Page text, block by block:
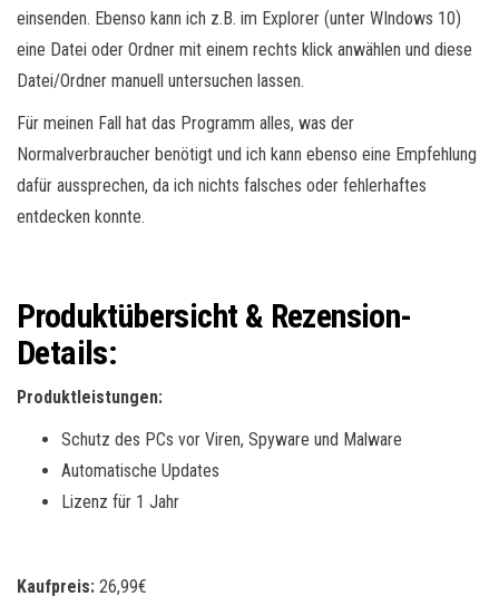
einsenden. Ebenso kann ich z.B. im Explorer (unter WIndows 10)
eine Datei oder Ordner mit einem rechts klick anwählen und diese
Datei/Ordner manuell untersuchen lassen.
Für meinen Fall hat das Programm alles, was der
Normalverbraucher benötigt und ich kann ebenso eine Empfehlung
dafür aussprechen, da ich nichts falsches oder fehlerhaftes
entdecken konnte.
Produktübersicht & Rezension-
Details:
Produktleistungen:
Schutz des PCs vor Viren, Spyware und Malware
Automatische Updates
Lizenz für 1 Jahr
Kaufpreis: 26,99€